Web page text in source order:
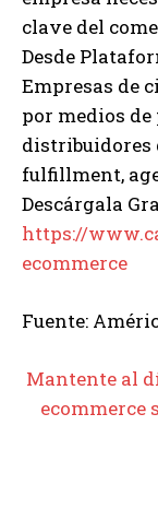
clave del
Desde
Empresas de
por medios
distribuidores
fulfillment,
Descárgala
https://
ecommerce
Fuente:
Mantente al
ecommerce